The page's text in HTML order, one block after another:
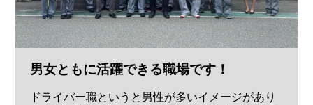
男女ともに活躍できる職場です！
ドライバー職というと男性が多いイメージがあり